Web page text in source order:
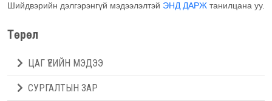
Шийдвэрийн дэлгэрэнгүй мэдээлэлтэй ЭНД ДАРЖ танилцана уу.
Төрөл
ЦАГ ҮЕИЙН МЭДЭЭ
СУРГАЛТЫН ЗАР